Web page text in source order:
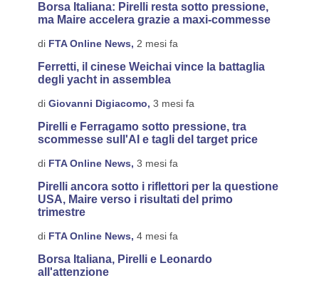
Borsa Italiana: Pirelli resta sotto pressione,
ma Maire accelera grazie a maxi-commesse
di FTA Online News, 2 mesi fa
Ferretti, il cinese Weichai vince la battaglia
degli yacht in assemblea
di Giovanni Digiacomo, 3 mesi fa
Pirelli e Ferragamo sotto pressione, tra
scommesse sull'AI e tagli del target price
di FTA Online News, 3 mesi fa
Pirelli ancora sotto i riflettori per la questione
USA, Maire verso i risultati del primo
trimestre
di FTA Online News, 4 mesi fa
Borsa Italiana, Pirelli e Leonardo
all'attenzione